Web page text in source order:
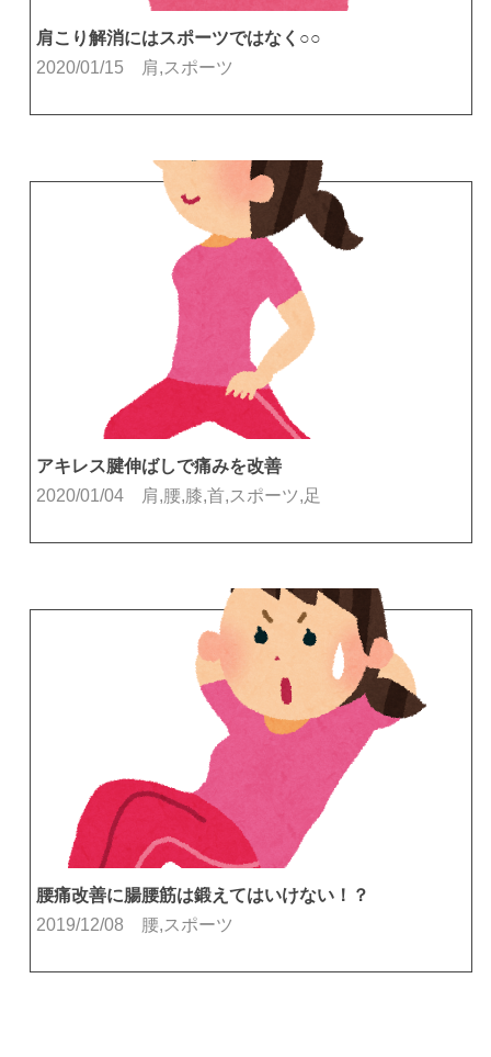
肩こり解消にはスポーツではなく○○
2020/01/15
肩,スポーツ
アキレス腱伸ばしで痛みを改善
2020/01/04
肩,腰,膝,首,スポーツ,足
腰痛改善に腸腰筋は鍛えてはいけない！？
2019/12/08
腰,スポーツ